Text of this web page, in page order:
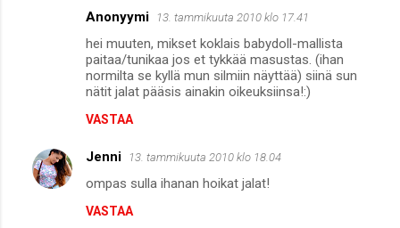
Anonyymi 13. tammikuuta 2010 klo 17.41
hei muuten, mikset koklais babydoll-mallista
paitaa/tunikaa jos et tykkää masustas. (ihan
normilta se kyllä mun silmiin näyttää) siinä sun
nätit jalat pääsis ainakin oikeuksiinsa!:)
VASTAA
Jenni 13. tammikuuta 2010 klo 18.04
ompas sulla ihanan hoikat jalat!
VASTAA